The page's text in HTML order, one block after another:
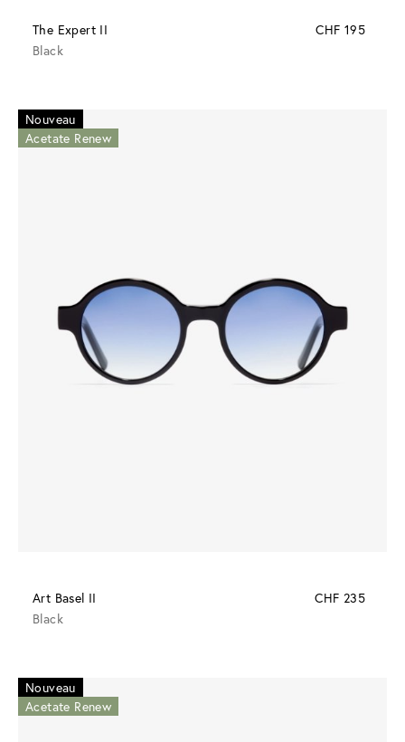
The Expert II
CHF 195
Black
Nouveau
Acetate Renew
Art Basel II
CHF 235
Black
Nouveau
Acetate Renew